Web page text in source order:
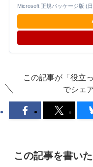
Microsoft 正規パッケージ版 (
この記事が「役立
でシェ
この記事を書い